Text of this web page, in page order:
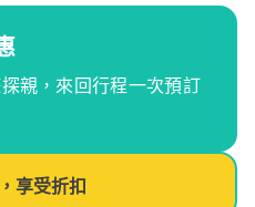
親，來回行程一次預訂
享受折扣